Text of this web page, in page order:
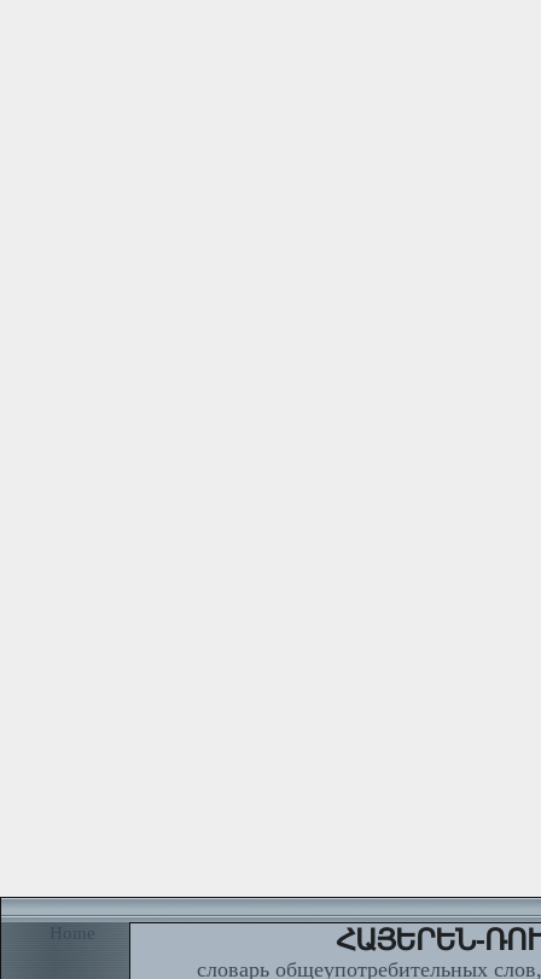
Home ՀԱՅԵՐԵՆ-
словарь общеупотребительных